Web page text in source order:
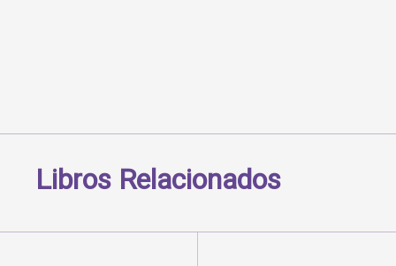
Libros Relacionados